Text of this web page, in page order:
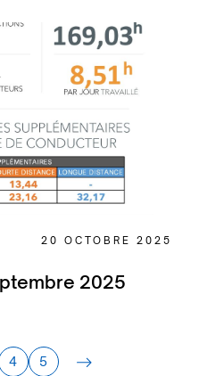
20 OCTOBRE 2025
2025
4 5